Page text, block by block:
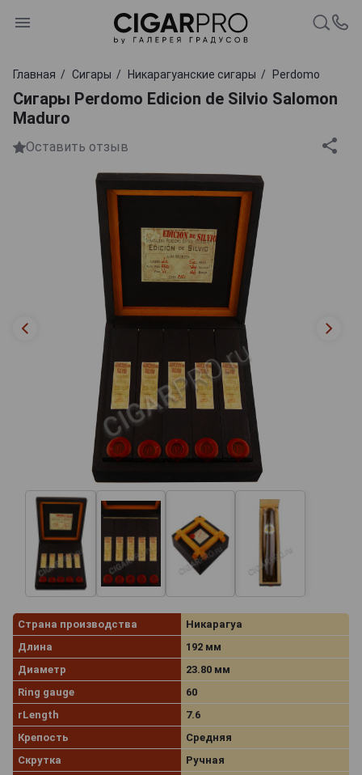
Главная Сигары Никарагуанские сигары Perdomo
Сигары Perdomo Edicion de Silvio Salomon
Maduro
Оставить отзыв
Страна производства
Никарагуа
Длина
192 мм
Диаметр
23.80 мм
Ring gauge
60
rLength
7.6
Крепость
Средняя
Скрутка
Ручная